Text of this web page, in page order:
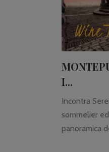
Wine
I...
Incontra
sommelier
panoramica